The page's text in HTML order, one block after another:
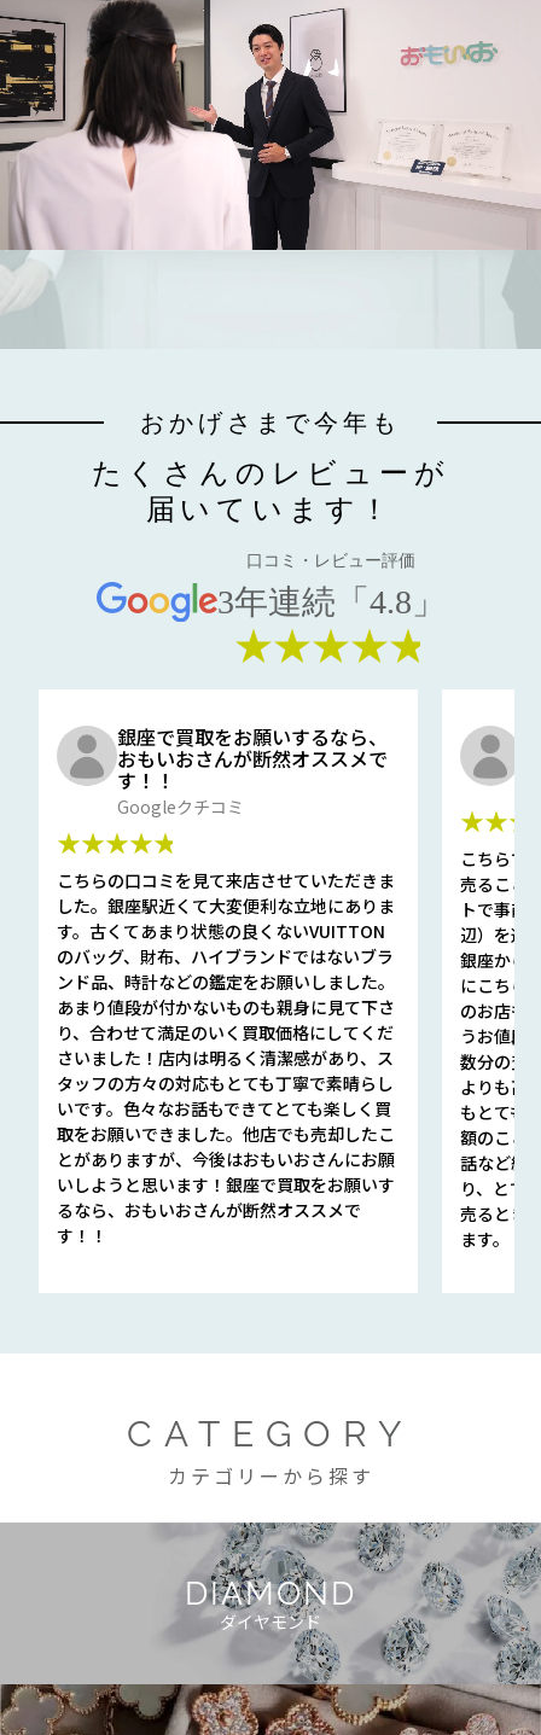
おかげさまで今年も
たくさんのレビューが
届いています！
口コミ・レビュー評価
3年連続「4.8」
★★★★★
銀座で買取をお願いするなら、
おもいおさんが断然オススメで
す！！
Googleクチコミ
★★★★★
こちらの口コミを見て来店させていただきま
した。銀座駅近くて大変便利な立地にありま
す。古くてあまり状態の良くないVUITTON
のバッグ、財布、ハイブランドではないブラ
ンド品、時計などの鑑定をお願いしました。
あまり値段が付かないものも親身に見て下さ
り、合わせて満足のいく買取価格にしてくだ
さいました！店内は明るく清潔感があり、ス
タッフの方々の対応もとても丁寧で素晴らし
いです。色々なお話もできてとても楽しく買
取をお願いできました。他店でも売却したこ
とがありますが、今後はおもいおさんにお願
いしようと思います！銀座で買取をお願いす
るなら、おもいおさんが断然オススメで
す！！
こちらで
売ること
トで事前
辺）を選
銀座から
にこちら
のお店も
うお値段
数分の査
よりも高
もとても
額のこと
話など細
り、とて
売るとき
ます。
CATEGORY
カテゴリーから探す
DIAMOND
ダイヤモンド